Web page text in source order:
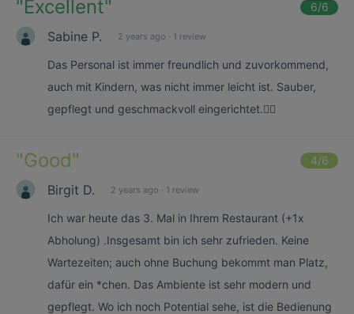
"Excellent" 6/6
Sabine P. 2 years ago · 1 review
Das Personal ist immer freundlich und zuvorkommend,
auch mit Kindern, was nicht immer leicht ist. Sauber,
gepflegt und geschmackvoll eingerichtet.👍🏻
"Good" 4/6
Birgit D. 2 years ago · 1 review
Ich war heute das 3. Mal in Ihrem Restaurant (+1x
Abholung) .Insgesamt bin ich sehr zufrieden. Keine
Wartezeiten; auch ohne Buchung bekommt man Platz,
dafür ein *chen. Das Ambiente ist sehr modern und
gepflegt. Wo ich noch Potential sehe, ist die Bedienung